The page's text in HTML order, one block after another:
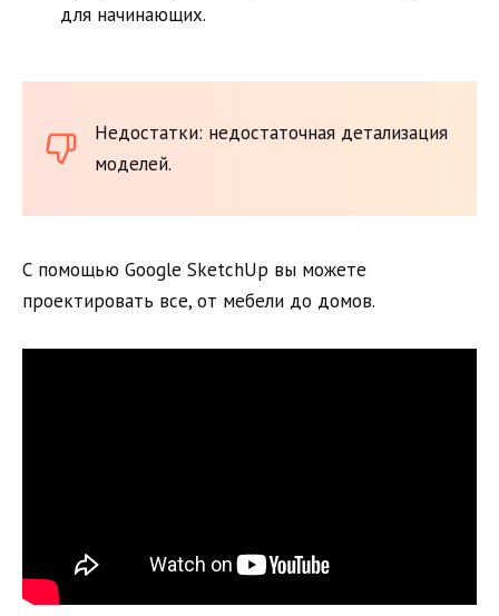
для начинающих.
Недостатки: недостаточная детализация
моделей.
С помощью Google SketchUp вы можете
проектировать все, от мебели до домов.